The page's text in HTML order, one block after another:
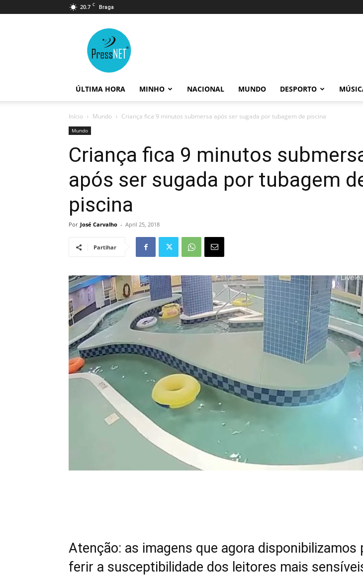
20.7 C Braga
ÚLTIMA HORA MINHO NACIONAL MUNDO DESPORTO
Início Mundo Criança fica 9 minutos submersa após ser sugada por tubagem de piscina
Mundo
Criança fica 9 minutos
após ser sugada por tubagem
piscina
Por José Carvalho - April 25, 2018
Partihar
Atenção: as imagens que agora disponibilizamos
ferir a susceptibilidade dos leitores mais